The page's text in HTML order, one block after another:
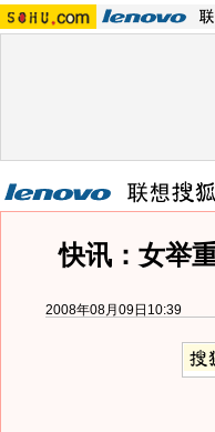
快讯：女举
2008年08月09日10:39